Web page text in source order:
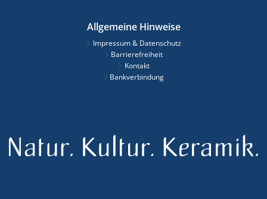
Allgemeine Hinweise
Impressum & Datenschutz
Barrierefreiheit
Kontakt
Bankverbindung